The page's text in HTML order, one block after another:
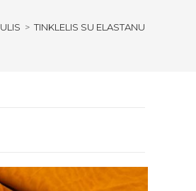
> TINKLELIS SU ELASTANU